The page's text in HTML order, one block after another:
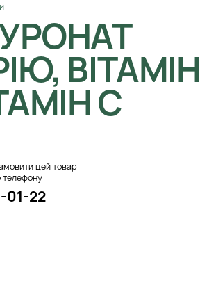
ВІТАМІН
С
цей товар
телефону
01-22